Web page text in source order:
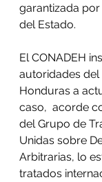
garantizada
del Estado.
El CONADEH
autoridades del
Honduras a
caso,  acorde
del Grupo de
Unidas sobre
Arbitrarias, lo
tratados